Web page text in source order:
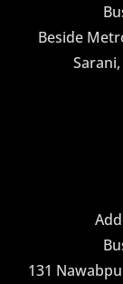
Beside
131